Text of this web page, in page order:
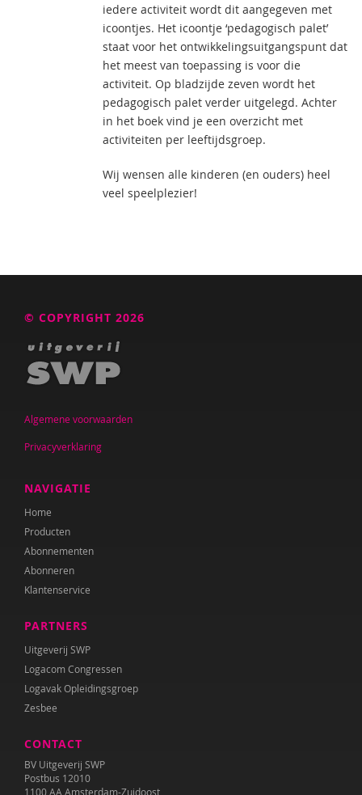
iedere activiteit wordt dit aangegeven met
icoontjes. Het icoontje ‘pedagogisch palet’
staat voor het ontwikkelingsuitgangspunt dat
het meest van toepassing is voor die
activiteit. Op bladzijde zeven wordt het
pedagogisch palet verder uitgelegd. Achter
in het boek vind je een overzicht met
activiteiten per leeftijdsgroep.
Wij wensen alle kinderen (en ouders) heel
veel speelplezier!
© COPYRIGHT 2026
Algemene voorwaarden
Privacyverklaring
NAVIGATIE
Home
Producten
Abonnementen
Abonneren
Klantenservice
PARTNERS
Uitgeverij SWP
Logacom Congressen
Logavak Opleidingsgroep
Zesbee
CONTACT
BV Uitgeverij SWP
Postbus 12010
1100 AA Amsterdam-Zuidoost